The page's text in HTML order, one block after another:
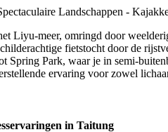
Liyu-meer, omringd door
fietstocht door de
Spring Park, waar je in semi-
ervaring voor zowel
in Taitung